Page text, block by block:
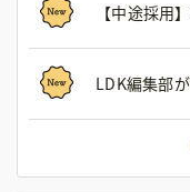
【中途採用
LDK編集部